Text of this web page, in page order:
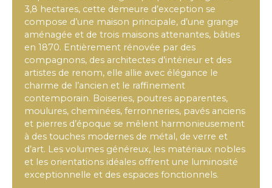
3,8 hectares, cette demeure d’exception se
compose d’une maison principale, d’une grange
aménagée et de trois maisons attenantes, bâties
en 1870. Entièrement rénovée par des
compagnons, des architectes d’intérieur et des
artistes de renom, elle allie avec élégance le
charme de l’ancien et le raffinement
contemporain. Boiseries, poutres apparentes,
moulures, cheminées, ferronneries, pavés anciens
et pierres d’époque se mêlent harmonieusement
à des touches modernes de métal, de verre et
d’art. Les volumes généreux, les matériaux nobles
et les orientations idéales offrent une luminosité
exceptionnelle et des espaces fonctionnels.